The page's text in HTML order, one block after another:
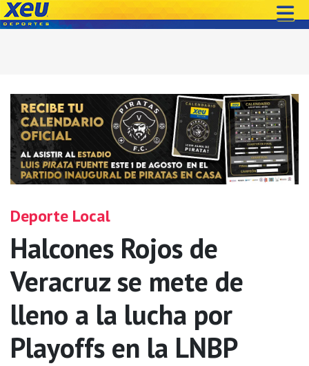
Deporte Local
Halcones Rojos de
Veracruz se mete de
lleno a la lucha por
Playoffs en la LNBP